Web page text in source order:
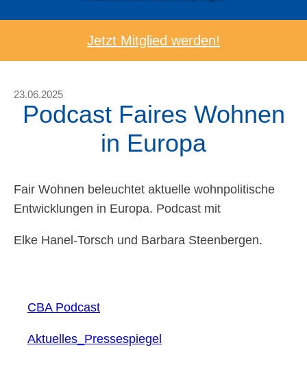
Jetzt Mitglied werden!
23.06.2025
Podcast Faires Wohnen
in Europa
Fair Wohnen beleuchtet aktuelle wohnpolitische
Entwicklungen in Europa. Podcast mit
Elke Hanel-Torsch und Barbara Steenbergen.
CBA Podcast
Aktuelles_Pressespiegel